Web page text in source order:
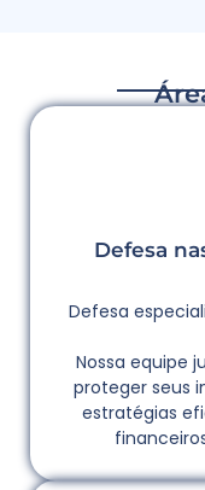
Defesa
Defesa
Nossa equipe
proteger seus
estratégias